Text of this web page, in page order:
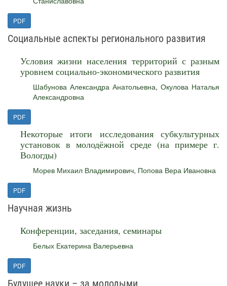
PDF
Социальные аспекты регионального развития
Условия жизни населения территорий с разным
уровнем социально-экономического развития
Шабунова Александра Анатольевна, Окулова Наталья
Александровна
PDF
Некоторые итоги исследования субкультурных
установок в молодёжной среде (на примере г.
Вологды)
Морев Михаил Владимирович, Попова Вера Ивановна
PDF
Научная жизнь
Конференции, заседания, семинары
Белых Екатерина Валерьевна
PDF
Будущее науки – за молодыми